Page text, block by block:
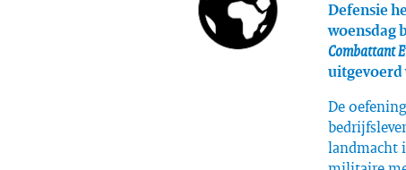
Defensie
woensdag
Combattant
uitgevoerd
De
landmacht